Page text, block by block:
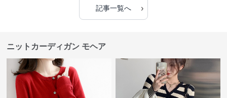
記事一覧へ ›
ニットカーディガン モヘア